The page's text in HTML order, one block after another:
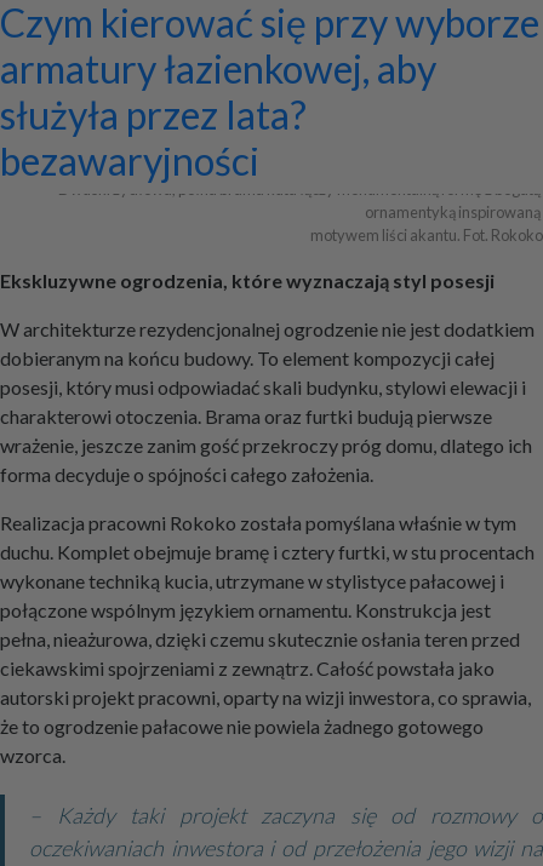
+ Dodaj firmę + Dodaj artykuł
Ekskluzywne ogrodzenia z
pałacowym rozmachem
Dwuskrzydłowa, pełna brama kuta łączy monumentalną formę z bogatą
ornamentyką inspirowaną
motywem liści akantu. Fot. Rokoko
Ekskluzywne ogrodzenia, które wyznaczają styl posesji
W architekturze rezydencjonalnej ogrodzenie nie jest dodatkiem
dobieranym na końcu budowy. To element kompozycji całej
posesji, który musi odpowiadać skali budynku, stylowi elewacji i
charakterowi otoczenia. Brama oraz furtki budują pierwsze
wrażenie, jeszcze zanim gość przekroczy próg domu, dlatego ich
forma decyduje o spójności całego założenia.
Realizacja pracowni Rokoko została pomyślana właśnie w tym
duchu. Komplet obejmuje bramę i cztery furtki, w stu procentach
wykonane techniką kucia, utrzymane w stylistyce pałacowej i
połączone wspólnym językiem ornamentu. Konstrukcja jest
pełna, nieażurowa, dzięki czemu skutecznie osłania teren przed
ciekawskimi spojrzeniami z zewnątrz. Całość powstała jako
autorski projekt pracowni, oparty na wizji inwestora, co sprawia,
że to ogrodzenie pałacowe nie powiela żadnego gotowego
wzorca.
– Każdy taki projekt zaczyna się od rozmowy o
oczekiwaniach inwestora i od przełożenia jego wizji na
Program do projektowania
wentylacji mechanicznej
Jak zaprojektować ścianę
telewizyjną, która pasuje do
całej aranżacji?
Systemy zamocowań dachów
płaskich i skośnych oraz lekkiej
obudowy firmy ETANCO
Dom z prefabrykatów opinie –
co naprawdę warto ocenić przed
budową?
Nowoczesne bramy przesuwne:
wyznaczniki trwałości,
bezpieczeństwa i
bezawaryjności
Jak dobrać maskownicę
karnisza? Praktyczny poradnik
Licznik Geigera w kontroli
materiałów budowlanych i
złomu
Jak ograniczyć ryzyko
przestojów przy pracy maszyn
geotechnicznych?
Czym kierować się przy wyborze
armatury łazienkowej, aby
służyła przez lata?